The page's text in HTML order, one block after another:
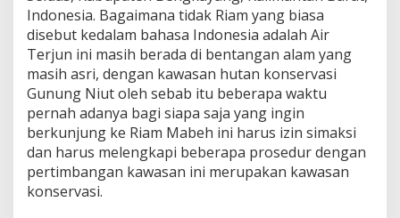
u
p
a
t
e
B
e
n
g
k
a
Indonesia. Bagaimana tidak Riam yang biasa
disebut kedalam bahasa Indonesia adalah Air
Terjun ini masih berada di bentangan alam yang
masih asri, dengan kawasan hutan konservasi
Gunung Niut oleh sebab itu beberapa waktu
pernah adanya bagi siapa saja yang ingin
berkunjung ke Riam Mabeh ini harus izin simaksi
dan harus melengkapi beberapa prosedur dengan
pertimbangan kawasan ini merupakan kawasan
konservasi.